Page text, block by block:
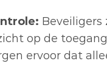
Beveiligers
op de
ervoor dat